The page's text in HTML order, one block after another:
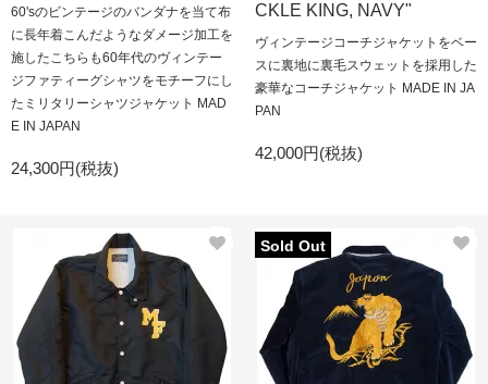
60'sのビンテージのバンダナを当て布
に長年着こんだようなダメージ加工を
施したこちらも60年代のヴィンテー
ジファティーグシャツをモチーフにし
たミリタリーシャツジャケット MAD
E IN JAPAN
24,300円(税抜)
CKLE KING, NAVY"
ヴィンテージコーチジャケットをベー
スに裏地に裏毛スウェットを採用した
豪華なコーチジャケット MADE IN JA
PAN
42,000円(税抜)
Sold Out